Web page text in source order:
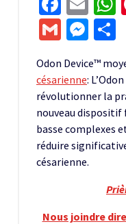
Gmail
Odon Device™
césarienne:
révolutionner la
nouveau dispositif
basse complexes
réduire
césarienne.
Nous joindre